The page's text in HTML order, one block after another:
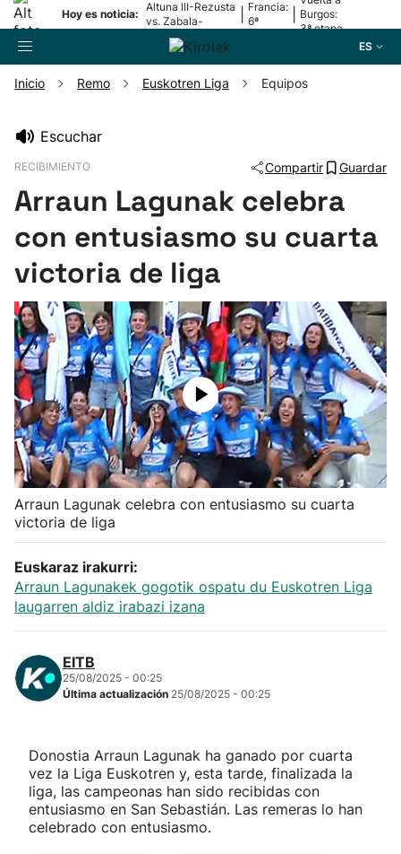
Hoy es noticia:
Altuna III-Rezusta
vs. Zabala-
Zabaleta
Francia:
6ª
Burgos:
3ª etapa
ES
Pelota
Remo
Baloncesto
Ciclismo
Herri-kirolak
Balonmano
Kirolak 360
Atletismo
Carreras de montaña
Más deportes
Inicio Remo Euskotren Liga Equipos
Escuchar
RECIBIMIENTO Compartir Guardar
Arraun Lagunak celebra
con entusiasmo su cuarta
victoria de liga
Arraun Lagunak celebra con entusiasmo su cuarta
victoria de liga
Euskaraz irakurri:
Arraun Lagunakek gogotik ospatu du Euskotren Liga
laugarren aldiz irabazi izana
EITB
25/08/2025 - 00:25
Última actualización 25/08/2025 - 00:25
Donostia Arraun Lagunak ha ganado por cuarta
vez la Liga Euskotren y, esta tarde, finalizada la
liga, las campeonas han sido recibidas con
entusiasmo en San Sebastián. Las remeras lo han
celebrado con entusiasmo.